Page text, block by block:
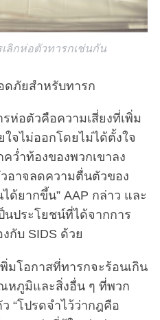
ลิกห่อตัวทารกเช่นกัน
ดภัยสำหรับทารก
ห่อตัวคือความเสี่ยงที่เพิ่ม
จไม่ออกโดยไม่ได้ตั้งใจ
ว่ำท้องของพวกเขาลง
อาจลดความตื่นตัวของ
ด้ยากขึ้น” AAP กล่าว และ
นประโยชน์ที่ได้จากการ
กับ SIDS ด้วย
มโอกาสที่ทารกจะร้อนเกิน
หภูมิและสิ่งอื่น ๆ ที่พวก
“โปรดจำไว้ว่ากฎคือ